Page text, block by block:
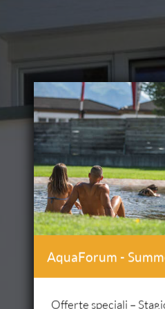
AquaForum -
Offerte speciali –